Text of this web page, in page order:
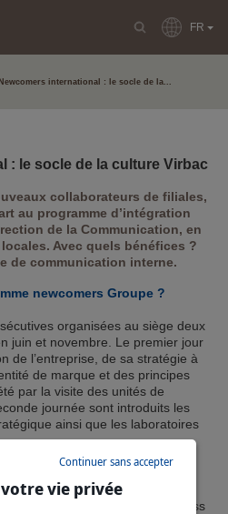
FR
Newcomers international : le socle de la...
: le socle de la culture Virbac
collaborateurs de filiales,
au programme d’intégration
de la Communication, en
Avec quels bénéfices ?
de communication interne.
newcomers Groupe ?
organisées au siège deux
juin et novembre. Le premier jour
de l’entreprise, de sa stratégie à
de marque et des principes
par la visite des unités de
journée sont introduits les
ainsi que les laboratoires
(Global Marketing & Business
vie privée
Continuer sans accepter